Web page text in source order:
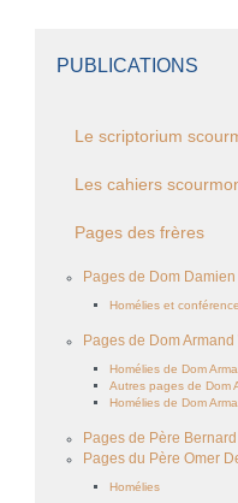
PUBLICATIONS
Le scriptorium
Les cahiers
Pages des frères
Pages de Dom
Homélies et
Pages de Dom
Homélies de Dom
Autres pages de Dom
Homélies de Dom
Pages de Père
Pages du Père Omer
Homélies